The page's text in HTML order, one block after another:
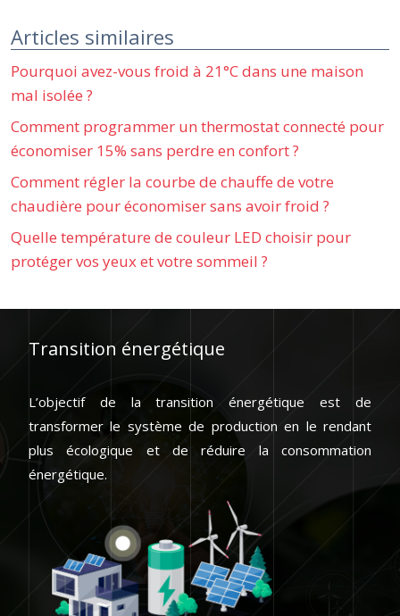
Articles similaires
Pourquoi avez-vous froid à 21°C dans une maison
mal isolée ?
Comment programmer un thermostat connecté pour
économiser 15% sans perdre en confort ?
Comment régler la courbe de chauffe de votre
chaudière pour économiser sans avoir froid ?
Quelle température de couleur LED choisir pour
protéger vos yeux et votre sommeil ?
Transition énergétique
L’objectif de la transition énergétique est de
transformer le système de production en le rendant
plus écologique et de réduire la consommation
énergétique.